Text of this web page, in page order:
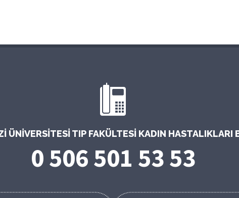
ÜNIVERSITESI TIP FAKÜLTESI KADIN HASTALIKLARI
0 506 501 53 53